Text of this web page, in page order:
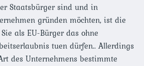
Staatsbürger sind und in
gründen möchten, ist die
als EU-Bürger das ohne
tuen dürfen.. Allerdings
des Unternehmens bestimmte